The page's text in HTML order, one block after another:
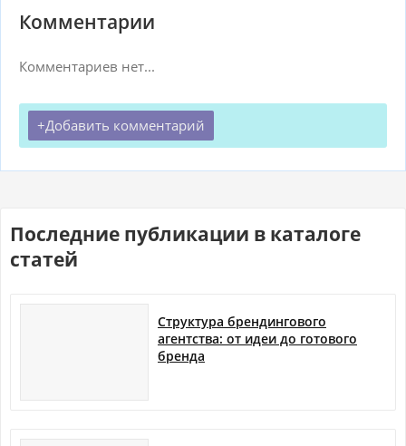
Комментарии
Комментариев нет...
Добавить комментарий
Последние публикации в каталоге
статей
Структура брендингового
агентства: от идеи до готового
бренда